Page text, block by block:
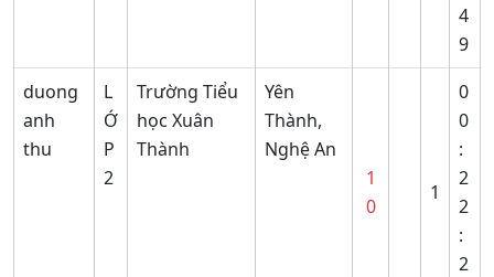
4
9
duong
anh
thu
L
Ớ
P
2
Trường Tiểu
học Xuân
Thành
Yên
Thành,
Nghệ An
1
0
1
0
0
:
2
2
:
2